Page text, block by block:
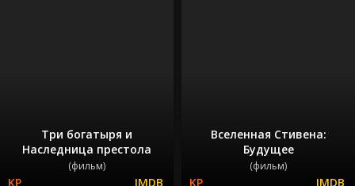
Три богатыря и
Наследница престола
(фильм)
Вселенная Стивена:
Будущее
(фильм)